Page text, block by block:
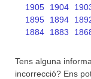
1905
1904
1895
1894
1884
1883
Tens alguna
incorrecció? Ens